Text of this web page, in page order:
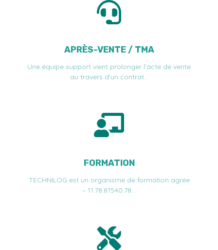
APRÈS-VENTE / TMA
Une équipe support vient prolonger l’acte de vente
au travers d’un contrat…
FORMATION
TECHNILOG est un organisme de formation agrée
– 11.78.81540.78…